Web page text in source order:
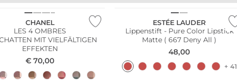
AMALFI
KOPENHAGEN
CHANEL
LES 4 OMBRES
MIT VIELFÄLTIGEN
EFFEKTEN
€ 70,00
ESTÉE LAUDER
Lippenstift - Pure Color Lipstick
Matte ( 667 Deny All )
48,00
+ 41